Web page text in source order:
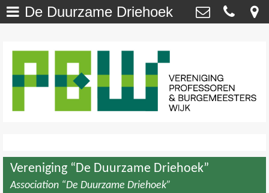
Onze Wijk - NU >
Onze Wijk - TOEN
DuurzaamWijzer >
Burgemeesterswijk
secretaris@profburgwijk.nl
De Duurzame Driehoek
Vereniging “De Duurzame Driehoek”
Association “De Duurzame Driehoek”